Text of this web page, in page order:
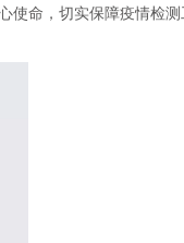
命，切实保障疫情检测